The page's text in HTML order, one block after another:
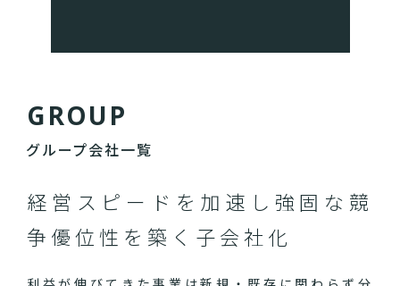
GROUP
グループ会社一覧
経営スピードを加速し 強固な競
争優位性を築く子会社化